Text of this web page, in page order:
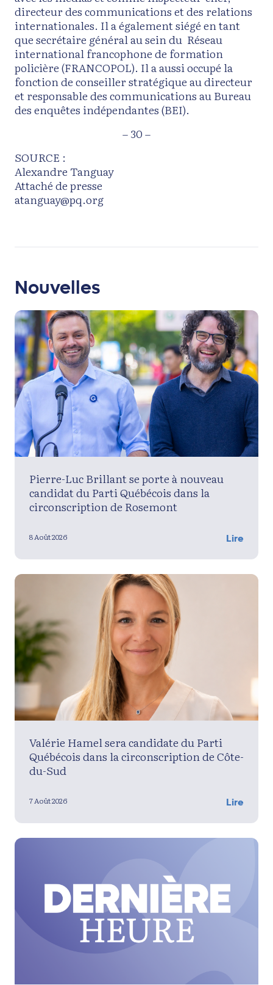
directeur des communications et des relations
internationales. Il a également siégé en tant
que secrétaire général au sein du Réseau
international francophone de formation
policière (FRANCOPOL). Il a aussi occupé la
fonction de conseiller stratégique au directeur
et responsable des communications au Bureau
des enquêtes indépendantes (BEI).
– 30 –
SOURCE :
Alexandre Tanguay
Attaché de presse
atanguay@pq.org
Nouvelles
Pierre-Luc Brillant se porte à nouveau
candidat du Parti Québécois dans la
circonscription de Rosemont
8 Août 2026 Lire
Valérie Hamel sera candidate du Parti
Québécois dans la circonscription de Côte-
du-Sud
7 Août 2026 Lire